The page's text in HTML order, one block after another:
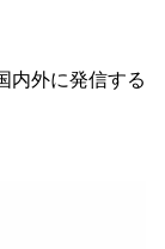
内外に発信する